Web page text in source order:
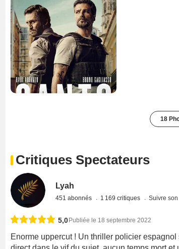
18
Critiques Spectateurs
Lyah
451 abonnés 1 169 critiques Suivre son
5,0 Publiée le 18 septembre 2022
Enorme uppercut ! Un thriller policier